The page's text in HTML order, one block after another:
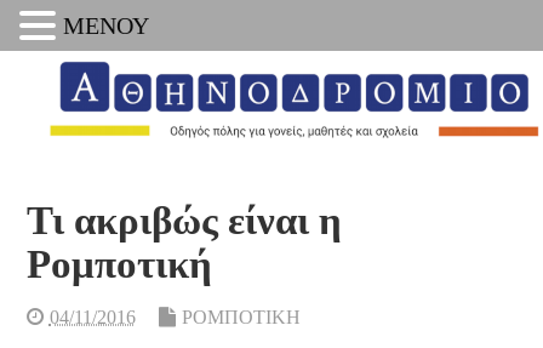
Τι ακριβώς είναι η
Ρομποτική
04/11/2016 ΡΟΜΠΟΤΙΚΗ
ΜΕΝΟΥ